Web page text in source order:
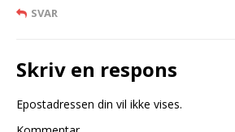
SVAR
Skriv en respons
Epostadressen din vil ikke vises.